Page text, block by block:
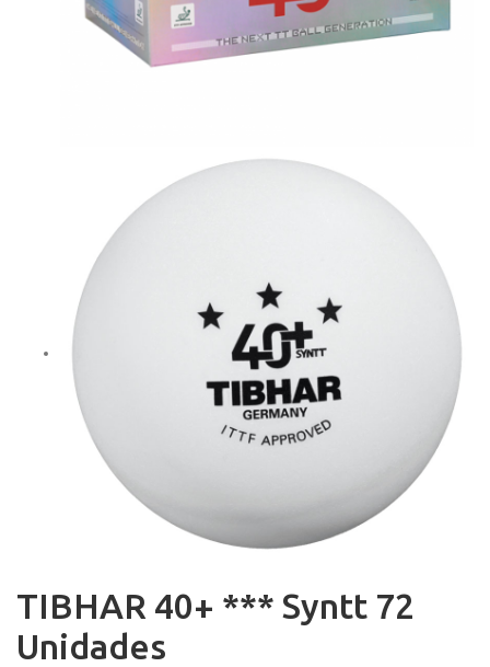
TIBHAR 40+ *** Syntt 72
Unidades